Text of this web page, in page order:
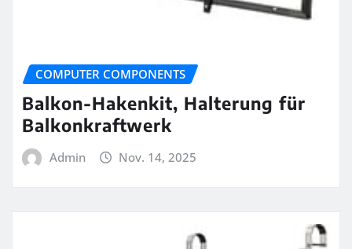
COMPUTER COMPONENTS
Balkon-Hakenkit, Halterung für
Balkonkraftwerk
Admin Nov. 14, 2025